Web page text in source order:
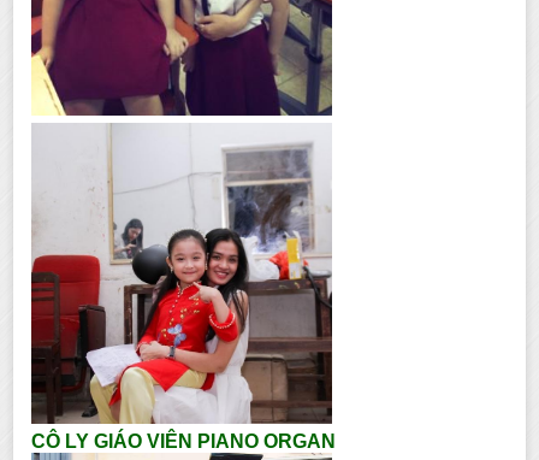
CÔ LY GIÁO VIÊN PIANO ORGAN